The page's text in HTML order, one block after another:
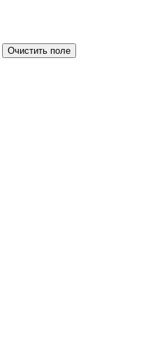
Очистить поле